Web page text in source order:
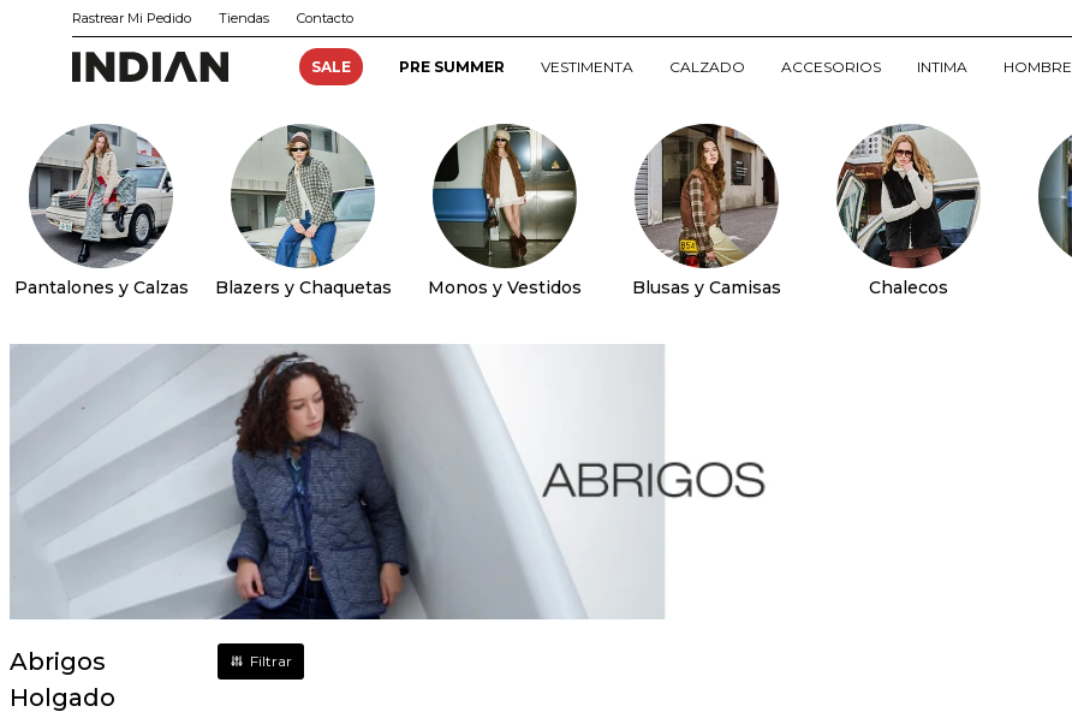
SALE PRE SUMMER VESTIMENTA CALZADO ACCESORIOS INTIMA HOMBRE
Rastrear Mi Pedido Tiendas Contacto
Pantalones y Calzas Blazers y Chaquetas Monos y Vestidos Blusas y Camisas Chalecos
Abrigos
Holgado